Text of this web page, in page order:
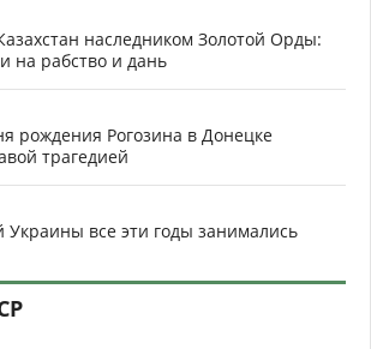
наследником Золотой Орды:
на рабство и дань
рождения Рогозина в Донецке
трагедией
все эти годы занимались